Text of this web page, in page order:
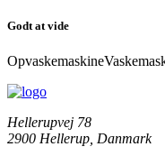
Godt at vide
Opvaskemaskine
Hellerupvej 78
2900 Hellerup, Danmark